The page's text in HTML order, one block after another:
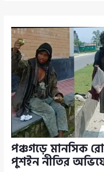
পঞ্চগড়ে মানসিক
পুশইন নীতির